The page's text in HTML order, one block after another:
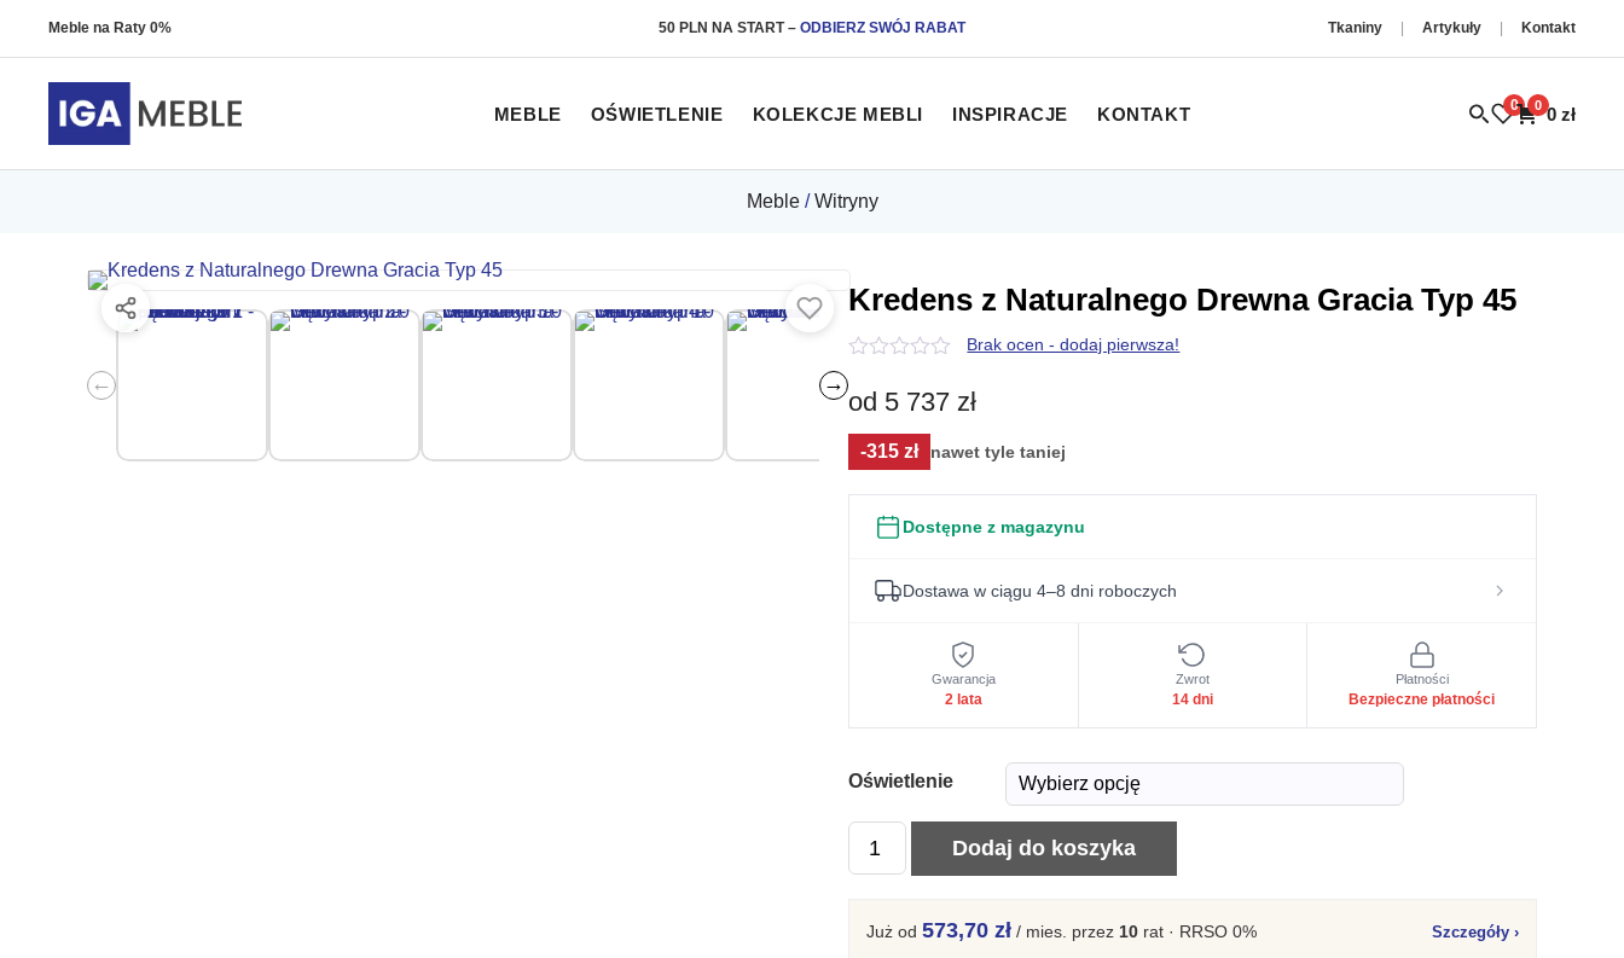
Meble na Raty 0% 50 PLN NA START– ODBIERZ SWÓJ RABAT Tkaniny Artykuły Kontakt
MEBLE OŚWIETLENIE KOLEKCJE MEBLI INSPIRACJE KONTAKT 0 0 0 zł
Meble/Witryny
← →
Kredens z Naturalnego Drewna Gracia Typ 45
z
5
Brak ocen - dodaj pierwsza!
od 5 737 zł
-315 zł nawet tyle taniej
Dostępne z magazynu
Dostawa w ciągu 4–8 dni roboczych
Gwarancja
2 lata
Zwrot
14 dni
Płatności
Bezpieczne płatności
Oświetlenie
ilość
Kredens
Naturalnego
Dodaj do koszyka
Już od 573,70 zł / mies. przez 10 rat · RRSO 0% Szczegóły ›